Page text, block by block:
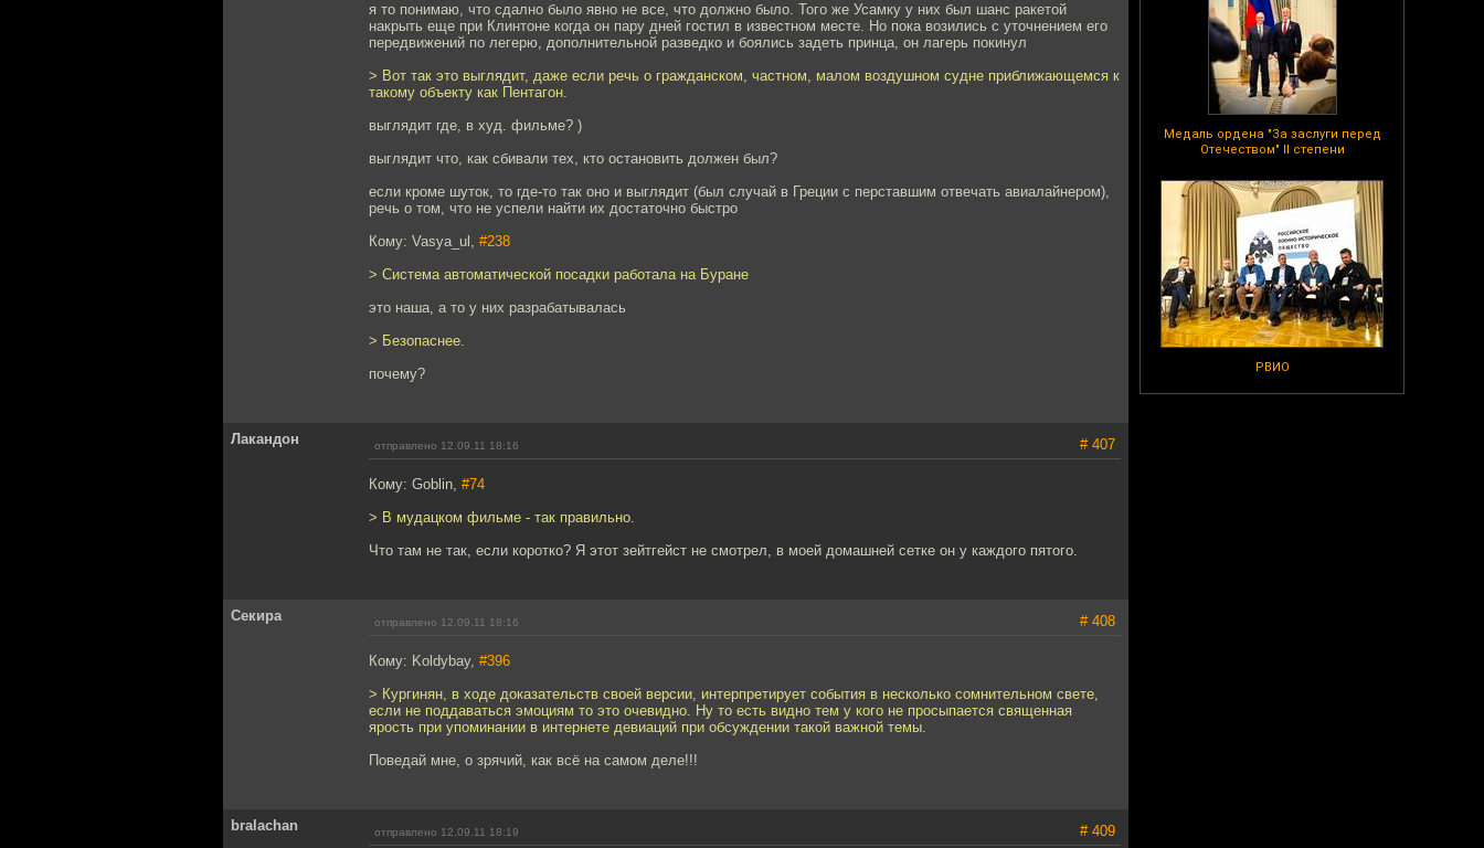
Медаль ордена "За заслуги перед
Отечеством" II степени
РВИО
я то понимаю, что сдално было явно не все, что должно было. Того же Усамку у них был шанс ракетой
накрыть еще при Клинтоне когда он пару дней гостил в известном месте. Но пока возились с уточнением его
передвижений по легерю, дополнительной разведко и боялись задеть принца, он лагерь покинул
> Вот так это выглядит, даже если речь о гражданском, частном, малом воздушном судне приближающемся к
такому объекту как Пентагон.
выглядит где, в худ. фильме? )
выглядит что, как сбивали тех, кто остановить должен был?
если кроме шуток, то где-то так оно и выглядит (был случай в Греции с перставшим отвечать авиалайнером),
речь о том, что не успели найти их достаточно быстро
Кому: Vasya_ul, #238
> Система автоматической посадки работала на Буране
это наша, а то у них разрабатывалась
> Безопаснее.
почему?
Лакандон отправлено 12.09.11 18:16 # 407
Кому: Goblin, #74
> В мудацком фильме - так правильно.
Что там не так, если коротко? Я этот зейтгейст не смотрел, в моей домашней сетке он у каждого пятого.
Секира отправлено 12.09.11 18:16 # 408
Кому: Koldybay, #396
> Кургинян, в ходе доказательств своей версии, интерпретирует события в несколько сомнительном свете,
если не поддаваться эмоциям то это очевидно. Ну то есть видно тем у кого не просыпается священная
ярость при упоминании в интернете девиаций при обсуждении такой важной темы.
Поведай мне, о зрячий, как всё на самом деле!!!
bralachan отправлено 12.09.11 18:19 # 409